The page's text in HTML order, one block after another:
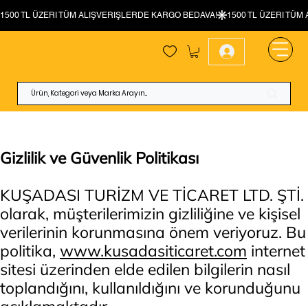
Gizlilik ve Güvenlik Politikası
KUŞADASI TURİZM VE TİCARET LTD. ŞTİ.
olarak, müşterilerimizin gizliliğine ve kişisel
verilerinin korunmasına önem veriyoruz. Bu
politika, www.kusadasiticaret.com internet
sitesi üzerinden elde edilen bilgilerin nasıl
toplandığını, kullanıldığını ve korunduğunu